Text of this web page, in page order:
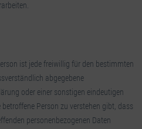
ist jede freiwillig für den bestimmten
abgegebene
oder einer sonstigen eindeutigen
Person zu verstehen gibt, dass
personenbezogenen Daten